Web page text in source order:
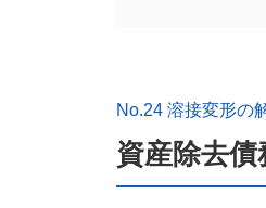
No.24 溶接変形の
資産除去